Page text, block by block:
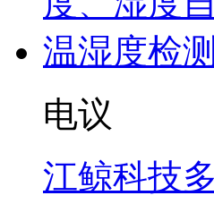
电议
江鲸科技